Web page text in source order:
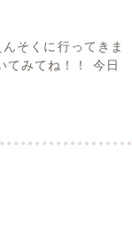
そくに行ってきま
みてね！！ 今日